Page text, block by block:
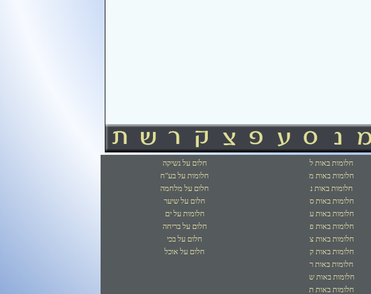
חלומות באות ל
חלומות באות מ
חלומות באות נ
חלומות באות ס
חלומות באות ע
חלומות באות פ
חלומות באות צ
חלומות באות ק
חלומות באות ר
חלומות באות ש
חלומות באות ת
חלום על נשיקה
חלומות על בע"ח
חלום על מלחמה
חלום על שיער
חלומות על ים
חלום על בריחה
חלום על בכי
חלום על אוכל